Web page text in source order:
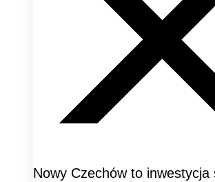
Nowy Czechów to inwestycja